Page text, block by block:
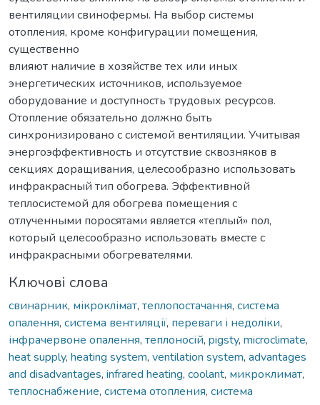
вентиляции свинофермы. На выбор системы
отопления, кроме конфигурации помещения,
существенно
влияют наличие в хозяйстве тех или иных
энергетических источников, используемое
оборудование и доступность трудовых ресурсов.
Отопление обязательно должно быть
синхронизировано с системой вентиляции. Учитывая
энергоэффективность и отсутствие сквозняков в
секциях доращивания, целесообразно использовать
инфракрасный тип обогрева. Эффективной
теплосистемой для обогрева помещения с
отлученными поросятами является «теплый» пол,
который целесообразно использовать вместе с
инфракрасными обогревателями.
Ключові слова
свинарник, мікроклімат, теплопостачання, система
опалення, система вентиляції, переваги і недоліки,
інфрачервоне опалення, теплоносій, pigsty, microclimate,
heat supply, heating system, ventilation system, advantages
and disadvantages, infrared heating, coolant, микроклимат,
теплоснабжение, система отопления, система